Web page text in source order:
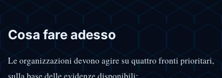
Cosa fare adesso
Le organizzazioni devono agire su quattro fronti prioritari,